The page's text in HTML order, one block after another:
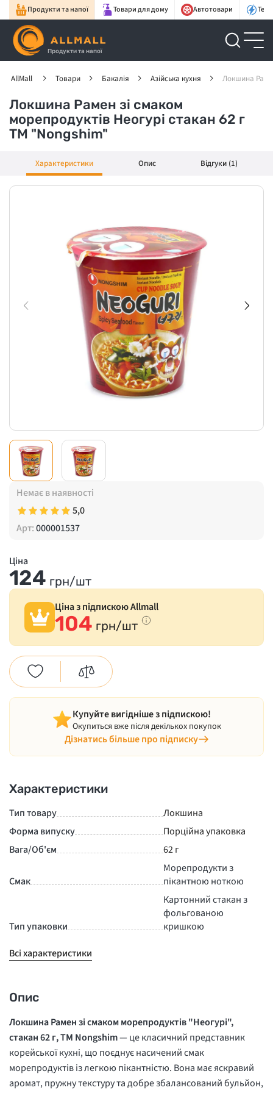
Продукти та напої Товари для дому Автотовари
Продукти та напої
AllMall Товари Бакалія Азійська кухня Локшина
Локшина Рамен зі смаком
морепродуктів Неогурі стакан 62 г
ТМ "Nongshim"
Характеристики Опис Відгуки (1)
Немає в наявності
5,0
Арт:000001537
Ціна
124 грн/шт
Ціна з підпискою Allmall
104 грн/шт
Купуйте вигідніше з підпискою!
Окупиться вже після декількох покупок
Дізнатись більше про підписку
Характеристики
Тип товару
Локшина
Форма випуску
Порційна упаковка
Вага/Об'єм
62 г
Смак
Морепродукти з
пікантною ноткою
Тип упаковки
Картонний стакан з
фольгованою
кришкою
Всі характеристики
Опис
Локшина Рамен зі смаком морепродуктів "Неогурі",
стакан 62 г, ТМ Nongshim— це класичний представник
корейської кухні, що поєднує насичений смак
морепродуктів із легкою пікантністю. Вона має яскравий
аромат, пружну текстуру та добре збалансований бульйон,